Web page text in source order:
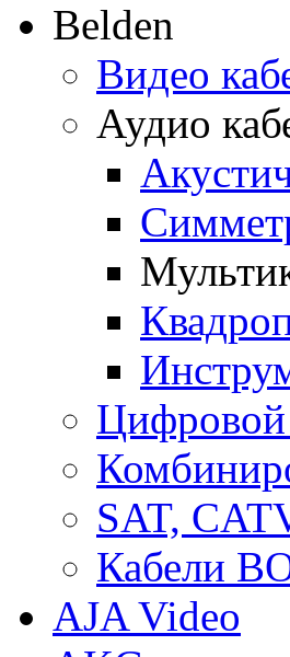
Belden
Видео
Аудио
SAT,
Кабели
AJA Video